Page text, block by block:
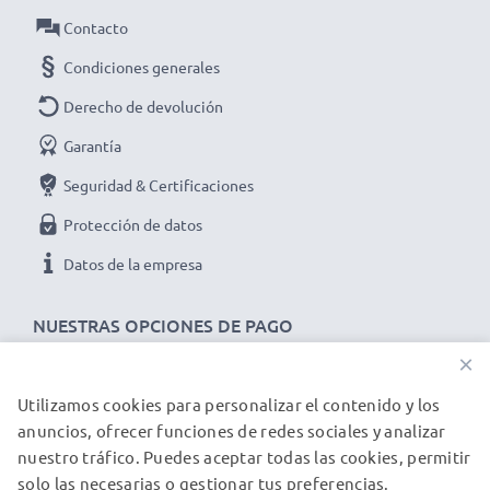
Datos técnicos del battery pack de repuesto BN-
GR-DVM801:
Marca:CELLONIC
Capacidad: 2000mAh
Voltaje : 7.2V - 7.4V
Color
★ 3 años de garantía ★
productos de alta calidad. ¡Por esa razón ofrecemos 3
NUESTRAS OPCIONES DE PAGO
Contacto
Condiciones generales
Derecho de devolución
Garantía
Seguridad & Certificaciones
Protección de datos
Datos de la empresa
NUESTROS PARTNERS DE ENVÍO
×
Utilizamos cookies para personalizar el contenido y los
anuncios, ofrecer funciones de redes sociales y analizar
nuestro tráfico. Puedes aceptar todas las cookies, permitir
solo las necesarias o gestionar tus preferencias.